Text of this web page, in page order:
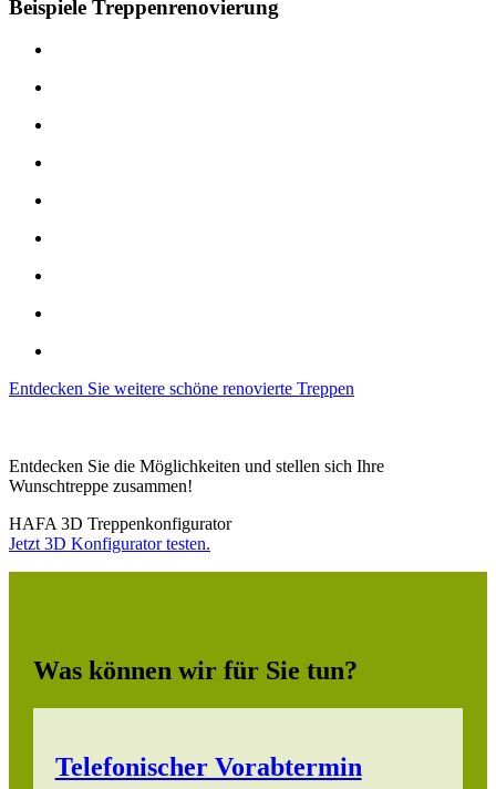
Beispiele Treppenrenovierung
Entdecken Sie weitere schöne renovierte Treppen
Entdecken Sie die Möglichkeiten und stellen sich Ihre
Wunschtreppe zusammen!
HAFA 3D Treppenkonfigurator
Jetzt 3D Konfigurator testen.
Was können wir für Sie tun?
Telefonischer Vorabtermin